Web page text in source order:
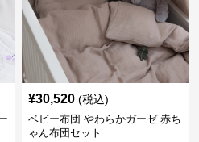
¥30,520 (税込)
ベビー布団 やわらかガーゼ 赤ち
ゃん布団セット